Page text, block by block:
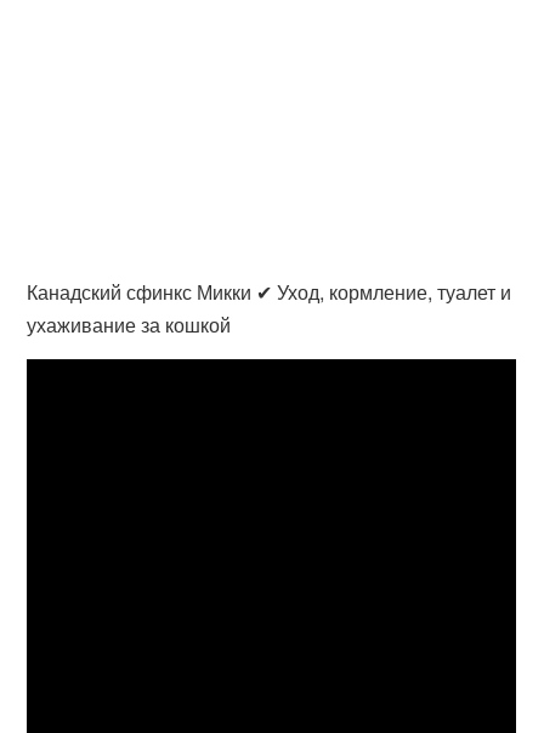
Канадский сфинкс Микки ✔ Уход, кормление, туалет и
ухаживание за кошкой